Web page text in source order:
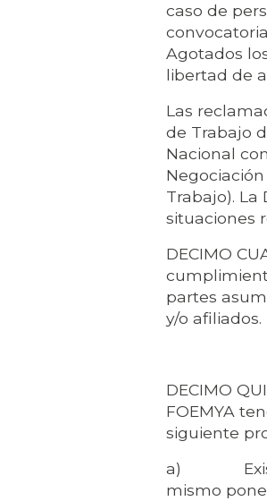
caso de
Agotados
libertad de
Las
de Trabajo
Nacional
Trabajo).
situaciones
DECIMO
partes
y/o afiliados.
DECIMO
FOEMYA
siguiente
a)
mismo